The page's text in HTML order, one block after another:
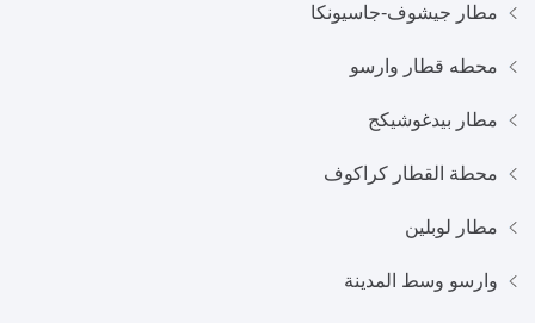
مطار جيشوف-جاسيونكا
محطه قطار وارسو
مطار بيدغوشيكج
محطة القطار كراكوف
مطار لوبلين
وارسو وسط المدينة